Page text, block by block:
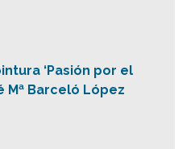
‘Pasión por el
Mª Barceló López